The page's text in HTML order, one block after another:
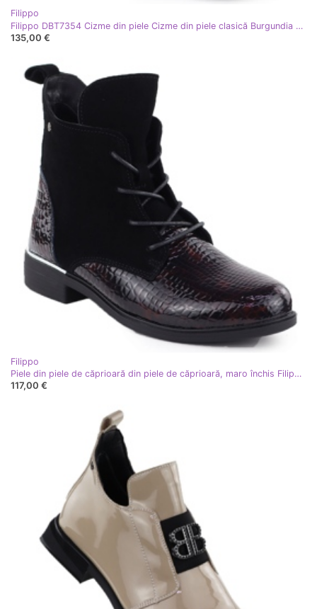
Filippo
Filippo DBT7354 Cizme din piele Cizme din piele clasică Burgundia clasică
135,00 €
Filippo
Piele din piele de căprioară din piele de căprioară, maro închis Filippo DBT4749
117,00 €